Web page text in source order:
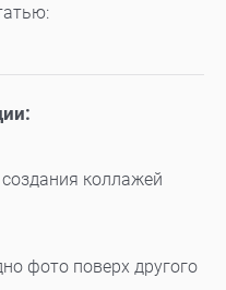
коллажей
фото поверх другого